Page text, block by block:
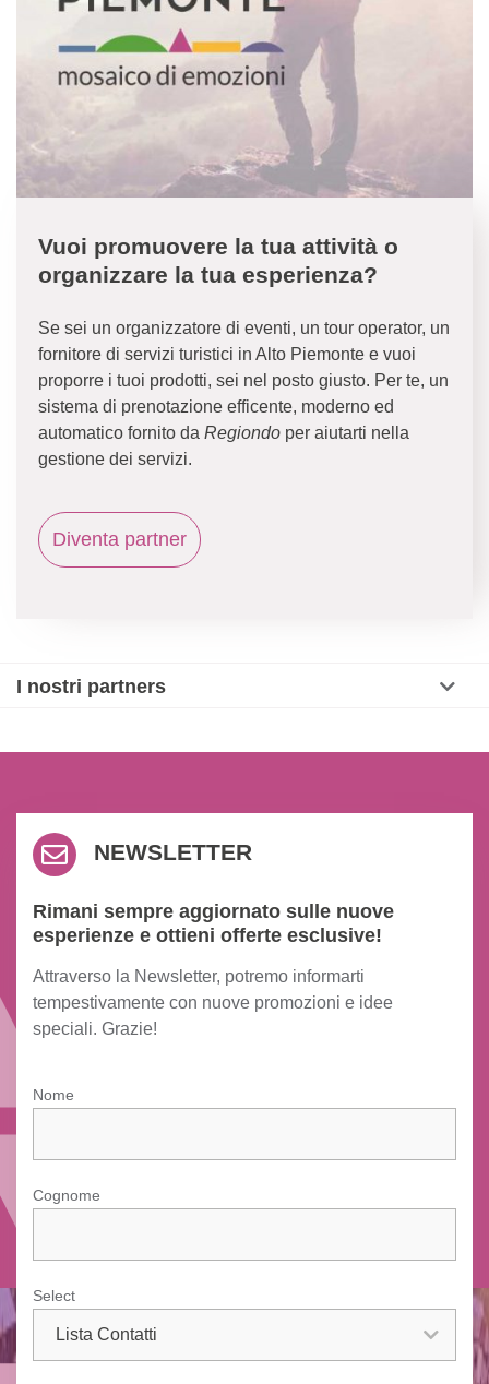
Vuoi promuovere la tua attività o
organizzare la tua esperienza?
Se sei un organizzatore di eventi, un tour operator, un
fornitore di servizi turistici in Alto Piemonte e vuoi
proporre i tuoi prodotti, sei nel posto giusto. Per te, un
sistema di prenotazione efficente, moderno ed
automatico fornito da Regiondo per aiutarti nella
gestione dei servizi.
Diventa partner
I nostri partners
NEWSLETTER
Rimani sempre aggiornato sulle nuove
esperienze e ottieni offerte esclusive!
Attraverso la Newsletter, potremo informarti
tempestivamente con nuove promozioni e idee
speciali. Grazie!
Nome
Cognome
Select